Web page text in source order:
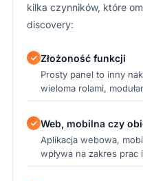
kilka czynników, które
discovery:
Złożoność funkcji
Prosty panel to inny
wieloma rolami,
Web, mobilna czy
Aplikacja webowa,
wpływa na zakres prac